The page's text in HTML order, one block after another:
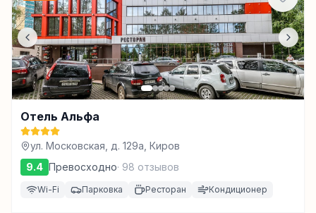
Отель Альфа
ул. Московская, д. 129а, Киров
9.4 Превосходно· 98 отзывов
Wi-Fi Парковка Ресторан Кондиционер